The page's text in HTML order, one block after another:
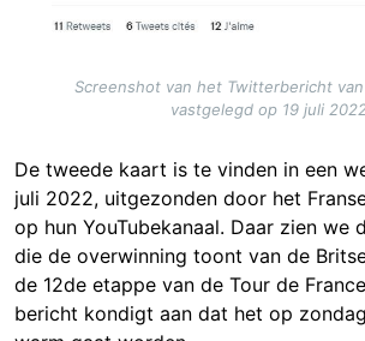
Screenshot van het Twitterbericht van
vastgelegd op 19 juli
De tweede kaart is te vinden in een
juli 2022, uitgezonden door het
op hun YouTubekanaal. Daar zien we
die de overwinning toont van de
de 12de etappe van de Tour de
bericht kondigt aan dat het op